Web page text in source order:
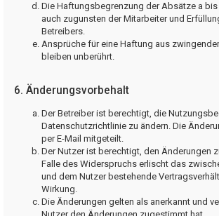
Die Haftungsbegrenzung der Absätze a
auch zugunsten der Mitarbeiter und
Betreibers.
Ansprüche für eine Haftung aus
bleiben unberührt.
6. Änderungsvorbehalt
Der Betreiber ist berechtigt, die
Datenschutzrichtlinie zu ändern. Die
per E-Mail mitgeteilt.
Der Nutzer ist berechtigt, den Änderungen
Falle des Widerspruchs erlischt das
und dem Nutzer bestehende
Wirkung.
Die Änderungen gelten als anerkannt und